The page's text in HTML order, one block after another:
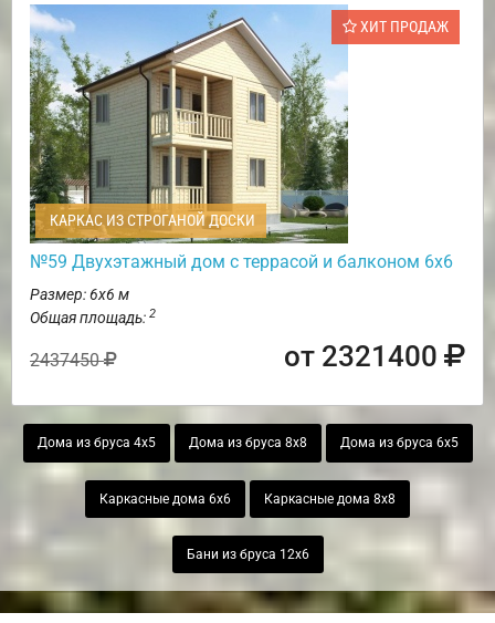
ХИТ ПРОДАЖ
КАРКАС ИЗ СТРОГАНОЙ ДОСКИ
№59 Двухэтажный дом с террасой и балконом 6х6
Размер: 6х6 м
Общая площадь: 2
2437450 от 2321400
Дома из бруса 4х5 Дома из бруса 8х8 Дома из бруса 6х5
Каркасные дома 6х6 Каркасные дома 8х8
Бани из бруса 12х6